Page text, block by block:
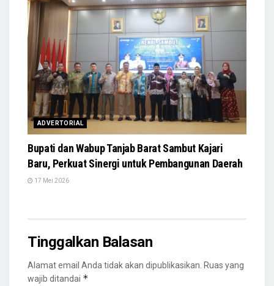
ADVERTORIAL
Bupati dan Wabup Tanjab Barat Sambut Kajari
Baru, Perkuat Sinergi untuk Pembangunan Daerah
17 Mei 2026
Tinggalkan Balasan
Alamat email Anda tidak akan dipublikasikan. Ruas yang
wajib ditandai *